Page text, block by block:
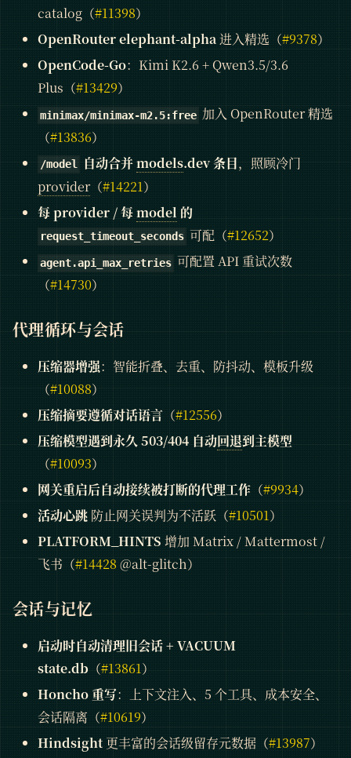
catalog（#11398）
OpenRouter elephant-alpha进入精选（#9378）
OpenCode-Go：Kimi K2.6 + Qwen3.5/3.6
Plus（#13429）
minimax/minimax-m2.5:free 加入 OpenRouter 精选
（#13836）
/model 自动合并models.dev 条目，照顾冷门
provider（#14221）
每 provider / 每model 的
request_timeout_seconds 可配（#12652）
agent.api_max_retries 可配置 API 重试次数
（#14730）
代理循环与会话
压缩器增强：智能折叠、去重、防抖动、模板升级
（#10088）
压缩摘要遵循对话语言 （#12556）
压缩模型遇到永久 503/404 自动回退到主模型
（#10093）
网关重启后自动接续被打断的代理工作 （#9934）
活动心跳 防止网关误判为不活跃（#10501）
PLATFORM_HINTS 增加 Matrix / Mattermost /
飞书（#14428 @alt-glitch）
会话与记忆
启动时自动清理旧会话 + VACUUM
state.db （#13861）
Honcho 重写：上下文注入、5 个工具、成本安全、
会话隔离（#10619）
Hindsight 更丰富的会话级留存元数据（#13987）